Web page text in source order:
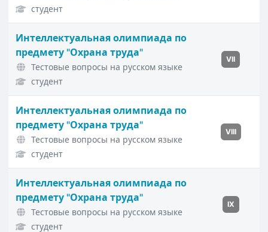
студент
Интеллектуальная олимпиада по
предмету "Охрана труда"
Тестовые вопросы на русском языке
студент
VII
Интеллектуальная олимпиада по
предмету "Охрана труда"
Тестовые вопросы на русском языке
студент
VIII
Интеллектуальная олимпиада по
предмету "Охрана труда"
Тестовые вопросы на русском языке
студент
IX